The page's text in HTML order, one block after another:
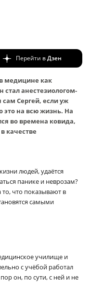
Перейти вДзен
медицине как
анестезиологом-
Сергей, если уж
это на всю жизнь. На
во времена ковида,
качестве
людей, удаётся
панике и неврозам?
что показывают в
самыми
училище и
с учёбой работал
он, по сути, с ней и не